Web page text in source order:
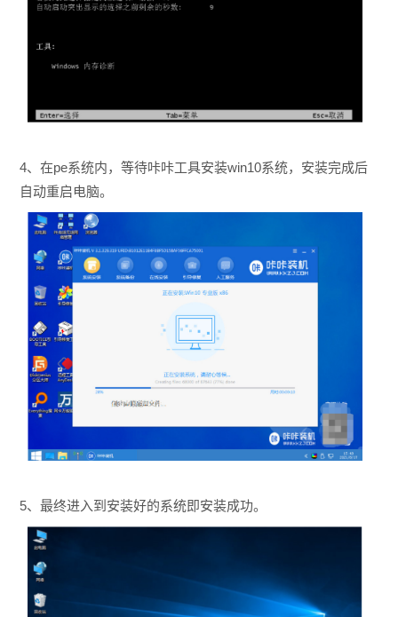
4、在pe系统内，等待咔咔工具安装win10系统， 安装完成后
自动重启电脑。
5、最终进入到安装好的系统即安装成功。